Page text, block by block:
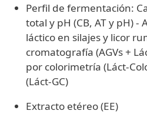
Perfil de fermentación:
total y pH (CB, AT y pH) -
láctico en silajes y licor
cromatografía (AGVs +
por colorimetría (Láct-
(Láct-GC)
Extracto etéreo (EE)